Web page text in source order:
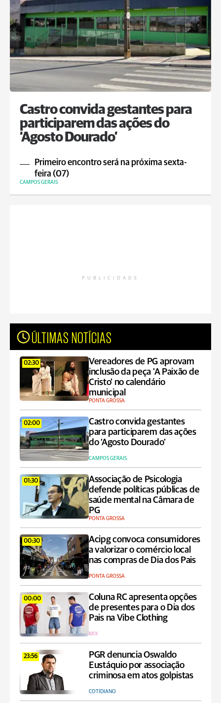
Castro convida gestantes para
participarem das ações do
‘Agosto Dourado’
Primeiro encontro será na próxima sexta-
feira (07)
CAMPOS GERAIS
PUBLICIDADE
ÚLTIMAS NOTÍCIAS
02:30
Vereadores de PG aprovam
inclusão da peça 'A Paixão de
Cristo' no calendário
municipal
PONTA GROSSA
02:00
Castro convida gestantes
para participarem das ações
do ‘Agosto Dourado’
CAMPOS GERAIS
01:30
Associação de Psicologia
defende políticas públicas de
saúde mental na Câmara de
PG
PONTA GROSSA
00:30
Acipg convoca consumidores
a valorizar o comércio local
nas compras de Dia dos Pais
PONTA GROSSA
00:00
Coluna RC apresenta opções
de presentes para o Dia dos
Pais na Vibe Clothing
MIX
23:56
PGR denuncia Oswaldo
Eustáquio por associação
criminosa em atos golpistas
COTIDIANO